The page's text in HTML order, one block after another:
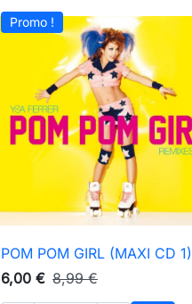
Promo !
 Aperçu rapide
POM POM GIRL (MAXI CD 1)
6,00 € 8,99 €